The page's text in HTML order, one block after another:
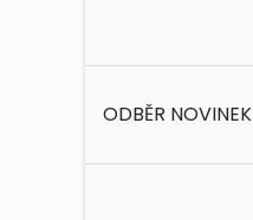
ODBĚR NOVINEK